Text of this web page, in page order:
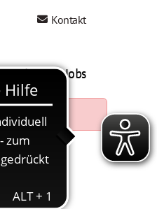
Kontakt
Mein AWO Jobs